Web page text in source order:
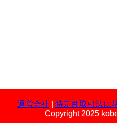
運営会社
特定商取引法に
Copyright 2025